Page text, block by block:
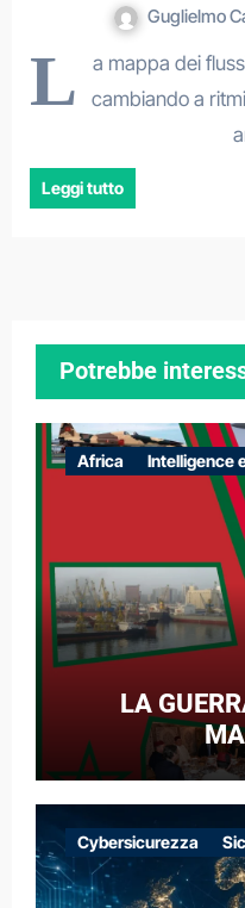
Guglielmo
L
a mappa dei
cambiando a
Leggi tutto
Potrebbe
Africa Intelligence
LA
Cybersicurezza